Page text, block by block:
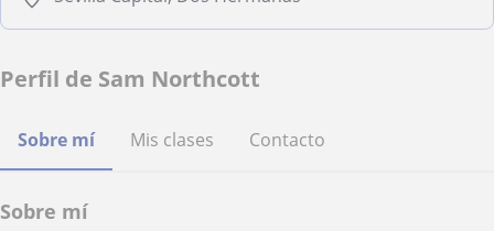
Perfil de Sam Northcott
Sobre mí Mis clases Contacto
Sobre mí